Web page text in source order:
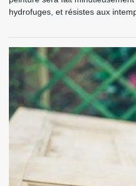
hydrofuges, et résistes aux